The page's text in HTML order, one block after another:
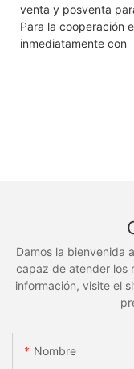
venta y posventa
Para la cooperación
inmediatamente con
Damos la bienvenida
capaz de atender los
información, visite el
Nombre